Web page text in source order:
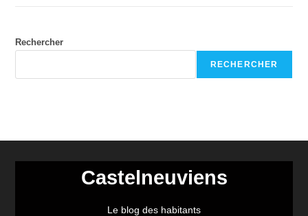
Rechercher
RECHERCHER
Castelneuviens
Le blog des habitants